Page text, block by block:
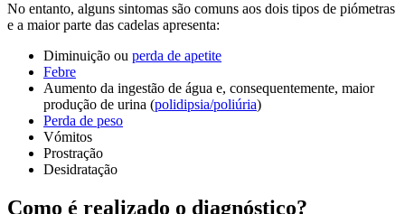
No entanto, alguns sintomas são comuns aos dois tipos de piómetras
e a maior parte das cadelas apresenta:
Diminuição ou perda de apetite
Febre
Aumento da ingestão de água e, consequentemente, maior
produção de urina (polidipsia/poliúria)
Perda de peso
Vómitos
Prostração
Desidratação
Como é realizado o diagnóstico?